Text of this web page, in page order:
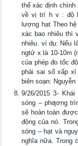
thể xác định
về vị trí h v : độ
lượng hạt Theo
xác bao nhiêu thì
nhiêu. ví dụ: Nếu
ngtử x là 10-10m
của phép đo tốc
phải sai số xấp xỉ
biên soạn: Nguyễn
9/26/2015 3-
sóng – phƣơng
sẽ hoàn toàn
động của nó.
sóng – hạt và
nghĩa nữa. Trong